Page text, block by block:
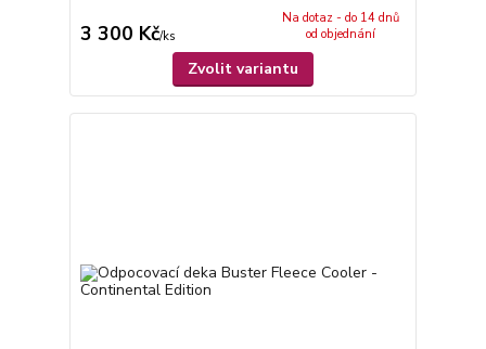
3 300 Kč/ks
Na dotaz - do 14 dnů
od objednání
Zvolit variantu